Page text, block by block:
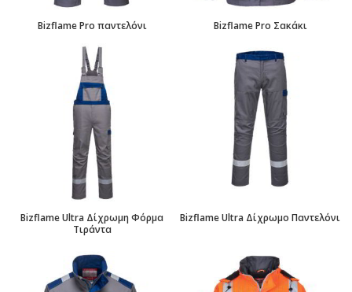
Bizflame Pro παντελόνι Bizflame Pro Σακάκι
Bizflame Ultra Δίχρωμη Φόρμα
Τιράντα
Bizflame Ultra Δίχρωμο Παντελόνι